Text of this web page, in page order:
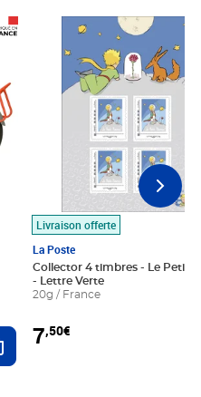
Ajouter au panier
Livraison offerte
La Poste
Collector 4 timbres - Le Petit
- Lettre Verte
20g / France
7,50€
Prix 7,50€